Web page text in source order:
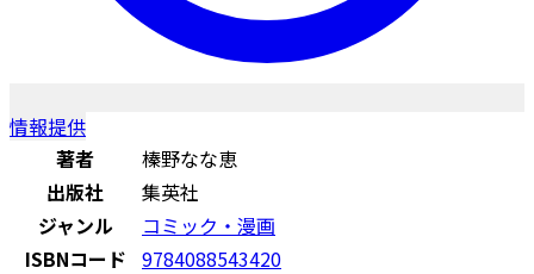
情報提供
著者
榛野なな恵
出版社
集英社
ジャンル
コミック・漫画
ISBNコード 9784088543420